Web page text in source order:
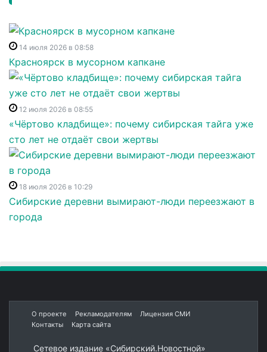
14 июля 2026 в 08:58
Красноярск в мусорном капкане
12 июля 2026 в 08:55
«Чёртово кладбище»: почему сибирская тайга уже
сто лет не отдаёт свои жертвы
18 июля 2026 в 10:29
Сибирские деревни вымирают-люди переезжают в
города
О проекте Рекламодателям
Лицензия СМИ
Контакты
Карта сайта
Сетевое издание «Сибирский.Новостной»